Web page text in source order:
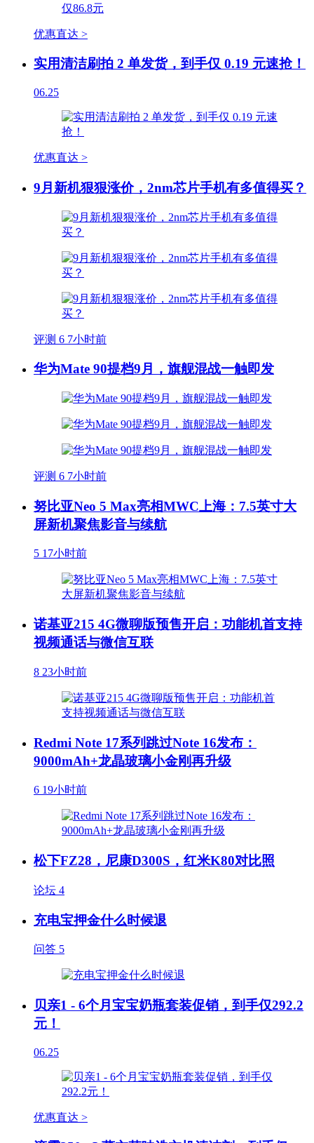
优惠直达 >
实用清洁刷拍 2 单发货，到手仅 0.19 元速抢！
06.25
优惠直达 >
9月新机狠狠涨价，2nm芯片手机有多值得买？
评测 6 7小时前
华为Mate 90提档9月，旗舰混战一触即发
评测 6 7小时前
努比亚Neo 5 Max亮相MWC上海：7.5英寸大
屏新机聚焦影音与续航
5 17小时前
诺基亚215 4G微聊版预售开启：功能机首支持
视频通话与微信互联
8 23小时前
Redmi Note 17系列跳过Note 16发布：
9000mAh+龙晶玻璃小金刚再升级
6 19小时前
松下FZ28，尼康D300S，红米K80对比照
论坛 4
充电宝押金什么时候退
问答 5
贝亲1 - 6个月宝宝奶瓶套装促销，到手仅292.2
元！
06.25
优惠直达 >